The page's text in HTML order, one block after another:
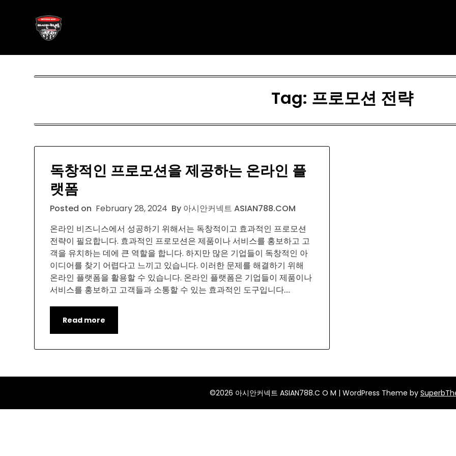
Tag: 프로모션 전략
독창적인 프로모션을 제공하는 온라인 플
랫폼
Posted on February 28, 2024 By 아시안커넥트 ASIAN788.COM
온라인 비즈니스에서 성공하기 위해서는 독창적이고 효과적인 프로모션
전략이 필요합니다. 효과적인 프로모션은 제품이나 서비스를 홍보하고 고
객을 유치하는 데에 큰 역할을 합니다. 하지만 많은 기업들이 독창적인 아
이디어를 찾기 어렵다고 느끼고 있습니다. 이러한 문제를 해결하기 위해
온라인 플랫폼을 활용할 수 있습니다. 온라인 플랫폼은 기업들이 제품이나
서비스를 홍보하고 고객들과 소통할 수 있는 효과적인 도구입니다….
Read more
©2026 아시안커넥트 ASIAN788.C O M | WordPress Theme by